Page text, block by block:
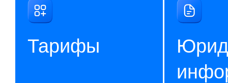
Тарифы